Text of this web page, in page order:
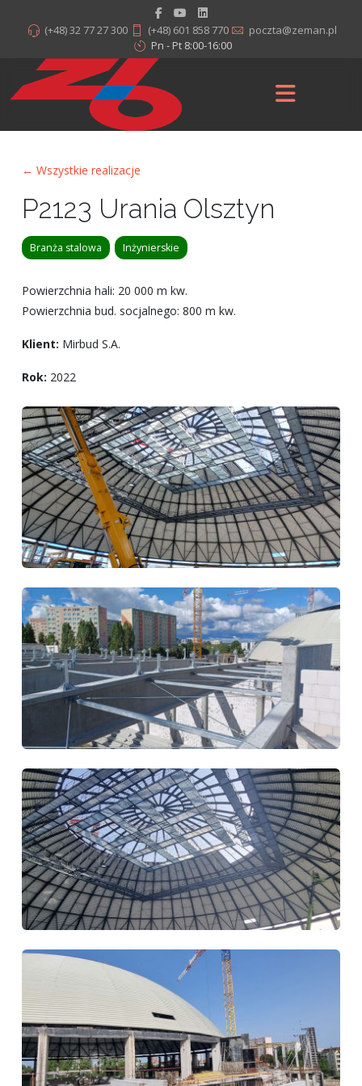
(+48) 32 77 27 300 (+48) 601 858 770
poczta@zeman.pl
Pn - Pt 8:00-16:00
← Wszystkie realizacje
P2123 Urania Olsztyn
Branża stalowa Inżynierskie
Powierzchnia hali: 20 000 m kw.
Powierzchnia bud. socjalnego: 800 m kw.
Klient: Mirbud S.A.
Rok: 2022